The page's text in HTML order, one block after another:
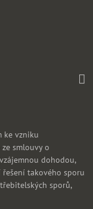
ke vzniku
smlouvy o
dohodou,
takového sporu
sporů,